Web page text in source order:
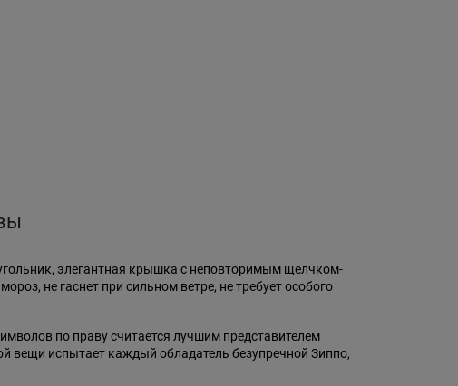
элегантная крышка с неповторимым щелчком-
не гаснет при сильном ветре, не требует особого
по праву считается лучшим представителем
вещи испытает каждый обладатель безупречной Зиппо,